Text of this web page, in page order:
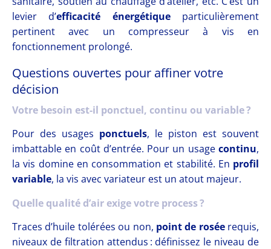
levier d’efficacité énergétiqueparticulièrement
pertinent avec un compresseur à vis en
fonctionnement prolongé.
Questions ouvertes pour affiner votre
décision
Votre besoin est-il ponctuel, continu ou variable ?
Pour des usages ponctuels, le piston est souvent
imbattable en coût d’entrée. Pour un usage continu,
la vis domine en consommation et stabilité. En profil
variable, la vis avec variateur est un atout majeur.
Quelle qualité d’air exige votre process ?
Traces d’huile tolérées ou non, point de roséerequis,
niveaux de filtration attendus : définissez le niveau de